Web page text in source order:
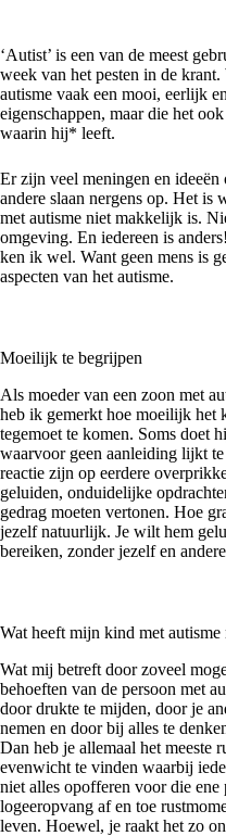
‘Autist’ is een van de meest
week van het pesten in de
autisme vaak een mooi, eerlijk
eigenschappen, maar die het
waarin hij* leeft.
Er zijn veel meningen en
andere slaan nergens op. Het is
met autisme niet makkelijk is.
omgeving. En iedereen is
ken ik wel. Want geen mens is
aspecten van het autisme.
Moeilijk te begrijpen
Als moeder van een zoon met
heb ik gemerkt hoe moeilijk het
tegemoet te komen. Soms doet
waarvoor geen aanleiding lijkt
reactie zijn op eerdere
geluiden, onduidelijke
gedrag moeten vertonen. Hoe
jezelf natuurlijk. Je wilt hem
bereiken, zonder jezelf en
Wat heeft mijn kind met
Wat mij betreft door zoveel
behoeften van de persoon met
door drukte te mijden, door je
nemen en door bij alles te
Dan heb je allemaal het meeste
evenwicht te vinden waarbij
niet alles opofferen voor die
logeeropvang af en toe
leven. Hoewel, je raakt het zo